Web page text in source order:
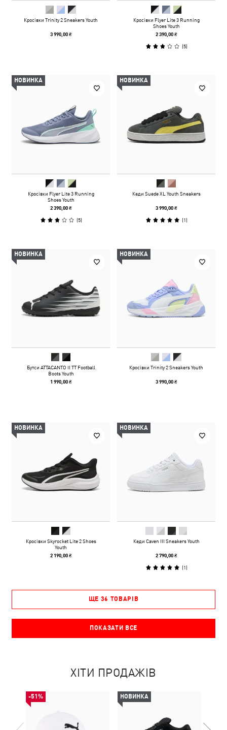
Кросівки Trinity 2 Sneakers Youth
3 990,00 ₴
Кросівки Flyer Lite 3 Running
Shoes Youth
2 390,00 ₴
(5)
НОВИНКА
Кросівки Flyer Lite 3 Running
Shoes Youth
2 390,00 ₴
(5)
НОВИНКА
Кеди Suede XL Youth Sneakers
3 990,00 ₴
(1)
НОВИНКА
Бутси ATTACANTO II TT Football
Boots Youth
1 990,00 ₴
НОВИНКА
Кросівки Trinity 2 Sneakers Youth
3 990,00 ₴
НОВИНКА
Кросівки Skyrocket Lite 2 Shoes
Youth
2 190,00 ₴
НОВИНКА
Кеди Caven III Sneakers Youth
2 790,00 ₴
(1)
ЩЕ 36 ТОВАРІВ
ПОКАЗАТИ ВСЕ
ХІТИ ПРОДАЖІВ
-51% НОВИНКА